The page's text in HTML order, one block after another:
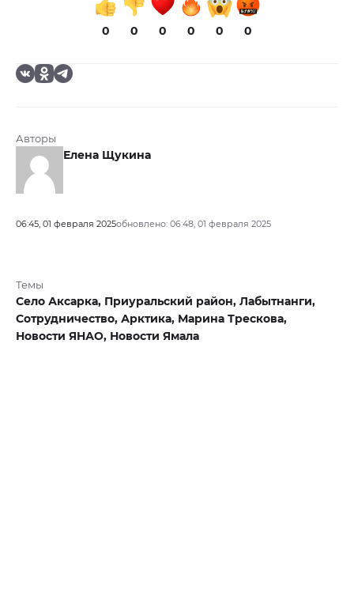
0 0 0 0 0 0
Авторы
Елена Щукина
06:45, 01 февраля 2025обновлено: 06:48, 01 февраля 2025
Темы
Село Аксарка, Приуральский район, Лабытнанги,
Сотрудничество, Арктика, Марина Трескова,
Новости ЯНАО, Новости Ямала